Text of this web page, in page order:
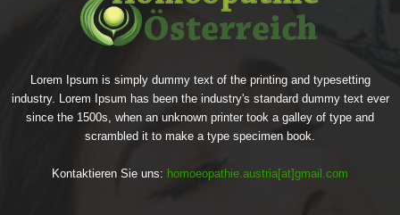
Lorem Ipsum is simply dummy text of the printing and typesetting
industry. Lorem Ipsum has been the industry's standard dummy text ever
since the 1500s, when an unknown printer took a galley of type and
scrambled it to make a type specimen book.
Kontaktieren Sie uns: homoeopathie.austria[at]gmail.com